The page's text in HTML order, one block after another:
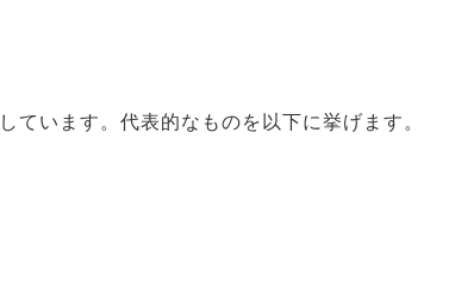
ています。代表的なものを以下に挙げます。